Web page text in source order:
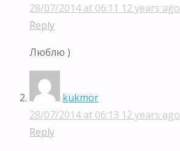
28/07/2014 at 06:11 12 years ago
Reply
Люблю )
kukmor
28/07/2014 at 06:13 12 years ago
Reply